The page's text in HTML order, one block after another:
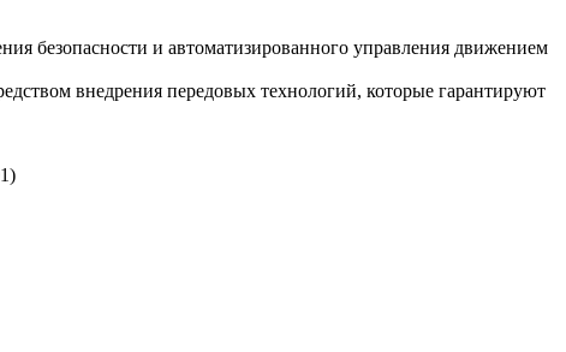
безопасности и автоматизированного управления движением
внедрения передовых технологий, которые гарантируют